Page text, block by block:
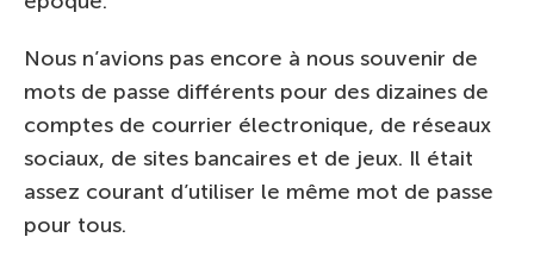
Nous n’avions pas encore à nous souvenir de
mots de passe différents pour des dizaines de
comptes de courrier électronique, de réseaux
sociaux, de sites bancaires et de jeux. Il était
assez courant d’utiliser le même mot de passe
pour tous.